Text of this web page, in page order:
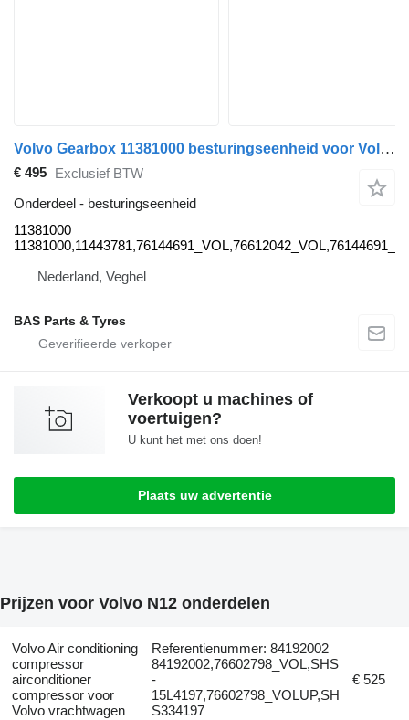
Volvo Gearbox 11381000 besturingseenheid voor Volvo vrachtwagen
€ 495 Exclusief BTW
Onderdeel - besturingseenheid
11381000
Nederland, Veghel
BAS Parts & Tyres
Verkoopt u machines of
voertuigen?
U kunt het met ons doen!
Plaats uw advertentie
Prijzen voor Volvo N12 onderdelen
Volvo Air conditioning
compressor
airconditioner
compressor voor
Volvo vrachtwagen
Referentienummer: 84192002
84192002,76602798_VOL,SHS
-
15L4197,76602798_VOLUP,SH
S334197
€ 525